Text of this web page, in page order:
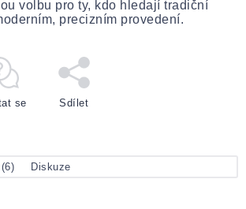
volbu pro ty, kdo hledají tradiční
precizním provedení.
se Sdílet
Diskuze